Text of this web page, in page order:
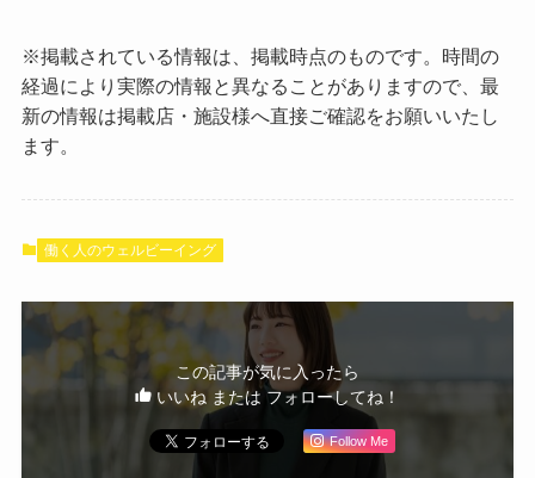
※掲載されている情報は、掲載時点のものです。時間の
経過により実際の情報と異なることがありますので、最
新の情報は掲載店・施設様へ直接ご確認をお願いいたし
ます。
働く人のウェルビーイング
この記事が気に入ったら
いいね または フォローしてね！
Follow Me